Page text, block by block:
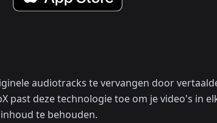
audiotracks te vervangen door
past deze technologie toe om je video's in
te behouden.